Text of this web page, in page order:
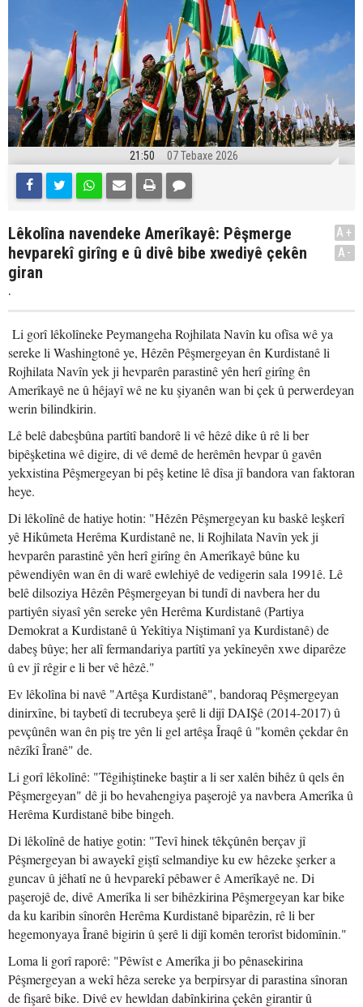
21:50 07 Tebaxe 2026
Lêkolîna navendeke Amerîkayê: Pêşmerge
hevparekî girîng e û divê bibe xwediyê çekên
giran
.
A+
A-
Li gorî lêkolîneke Peymangeha Rojhilata Navîn ku ofîsa wê ya
sereke li Washingtonê ye, Hêzên Pêşmergeyan ên Kurdistanê li
Rojhilata Navîn yek ji hevparên parastinê yên herî girîng ên
Amerîkayê ne û hêjayî wê ne ku şiyanên wan bi çek û perwerdeyan
werin bilindkirin.
Lê belê dabeşbûna partîtî bandorê li vê hêzê dike û rê li ber
bipêşketina wê digire, di vê demê de herêmên hevpar û gavên
yekxistina Pêşmergeyan bi pêş ketine lê dîsa jî bandora van faktoran
heye.
Di lêkolînê de hatiye hotin: "Hêzên Pêşmergeyan ku baskê leşkerî
yê Hikûmeta Herêma Kurdistanê ne, li Rojhilata Navîn yek ji
hevparên parastinê yên herî girîng ên Amerîkayê bûne ku
pêwendiyên wan ên di warê ewlehiyê de vedigerin sala 1991ê. Lê
belê dilsoziya Hêzên Pêşmergeyan bi tundî di navbera her du
partiyên siyasî yên sereke yên Herêma Kurdistanê (Partiya
Demokrat a Kurdistanê û Yekîtiya Niştimanî ya Kurdistanê) de
dabeş bûye; her alî fermandariya partîtî ya yekîneyên xwe diparêze
û ev jî rêgir e li ber vê hêzê."
Ev lêkolîna bi navê "Artêşa Kurdistanê", bandoraq Pêşmergeyan
dinirxîne, bi taybetî di tecrubeya şerê li dijî DAIŞê (2014-2017) û
pevçûnên wan ên piş tre yên li gel artêşa Îraqê û "komên çekdar ên
nêzîkî Îranê" de.
Li gorî lêkolînê: "Têgihiştineke baştir a li ser xalên bihêz û qels ên
Pêşmergeyan" dê ji bo hevahengiya paşerojê ya navbera Amerîka û
Herêma Kurdistanê bibe bingeh.
Di lêkolînê de hatiye gotin: "Tevî hinek têkçûnên berçav jî
Pêşmergeyan bi awayekî giştî selmandiye ku ew hêzeke şerker a
guncav û jêhatî ne û hevparekî pêbawer ê Amerîkayê ne. Di
paşerojê de, divê Amerîka li ser bihêzkirina Pêşmergeyan kar bike
da ku karibin sînorên Herêma Kurdistanê biparêzin, rê li ber
hegemonyaya Îranê bigirin û şerê li dijî komên terorîst bidomînin."
Loma li gorî raporê: "Pêwîst e Amerîka ji bo pênasekirina
Pêşmergeyan a wekî hêza sereke ya berpirsyar di parastina sînoran
de fişarê bike. Divê ev hewldan dabînkirina çekên girantir û